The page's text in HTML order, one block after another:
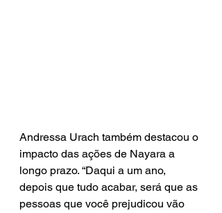
Andressa Urach também destacou o
impacto das ações de Nayara a
longo prazo. “Daqui a um ano,
depois que tudo acabar, será que as
pessoas que você prejudicou vão